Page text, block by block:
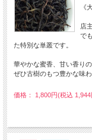
《
店
で
た特別な単叢です。
華やかな蜜香、甘い香り
ぜひ古樹のもつ豊かな味
価格： 1,800円(税込 1,944